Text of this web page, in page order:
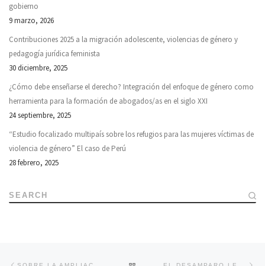
gobierno
9 marzo, 2026
Contribuciones 2025 a la migración adolescente, violencias de género y
pedagogía jurídica feminista
30 diciembre, 2025
¿Cómo debe enseñarse el derecho? Integración del enfoque de género como
herramienta para la formación de abogados/as en el siglo XXI
24 septiembre, 2025
“Estudio focalizado multipaís sobre los refugios para las mujeres víctimas de
violencia de género” El caso de Perú
28 febrero, 2025
SEARCH
BACK TO POST LIST